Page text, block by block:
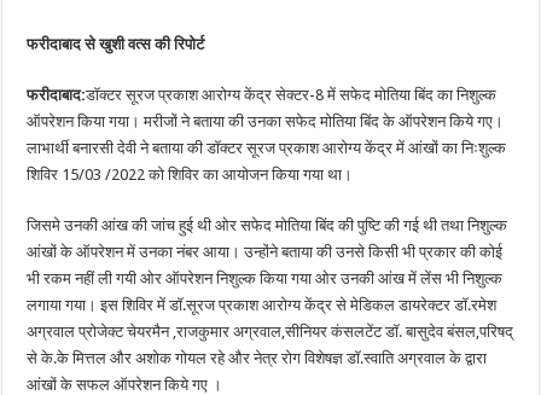
फरीदाबाद से खुशी वत्स की रिपोर्ट
फरीदाबाद:डॉक्टर सूरज प्रकाश आरोग्य केंद्र सेक्टर-8 में सफेद मोतिया बिंद का निशुल्क
ऑपरेशन किया गया। मरीजों ने बताया की उनका सफेद मोतिया बिंद के ऑपरेशन किये गए।
लाभार्थी बनारसी देवी ने बताया की डॉक्टर सूरज प्रकाश आरोग्य केंद्र में आंखों का निःशुल्क
शिविर 15/03 /2022 को शिविर का आयोजन किया गया था।
जिसमे उनकी आंख की जांच हुई थी ओर सफेद मोतिया बिंद की पुष्टि की गई थी तथा निशुल्क
आंखों के ऑपरेशन में उनका नंबर आया। उन्होंने बताया की उनसे किसी भी प्रकार की कोई
भी रकम नहीं ली गयी ओर ऑपरेशन निशुल्क किया गया ओर उनकी आंख में लेंस भी निशुल्क
लगाया गया। इस शिविर में डॉ.सूरज प्रकाश आरोग्य केंद्र से मेडिकल डायरेक्टर डॉ.रमेश
अग्रवाल प्रोजेक्ट चेयरमैन ,राजकुमार अग्रवाल,सीनियर कंसलटेंट डॉ. बासुदेव बंसल,परिषद्
से के.के मित्तल और अशोक गोयल रहे और नेत्र रोग विशेषज्ञ डॉ.स्वाति अग्रवाल के द्वारा
आंखों के सफल ऑपरेशन किये गए ।